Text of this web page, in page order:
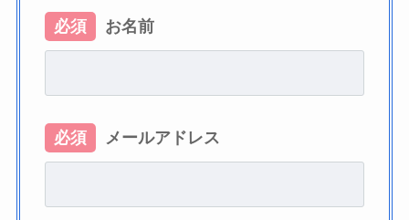
必須 お名前
必須 メールアドレス